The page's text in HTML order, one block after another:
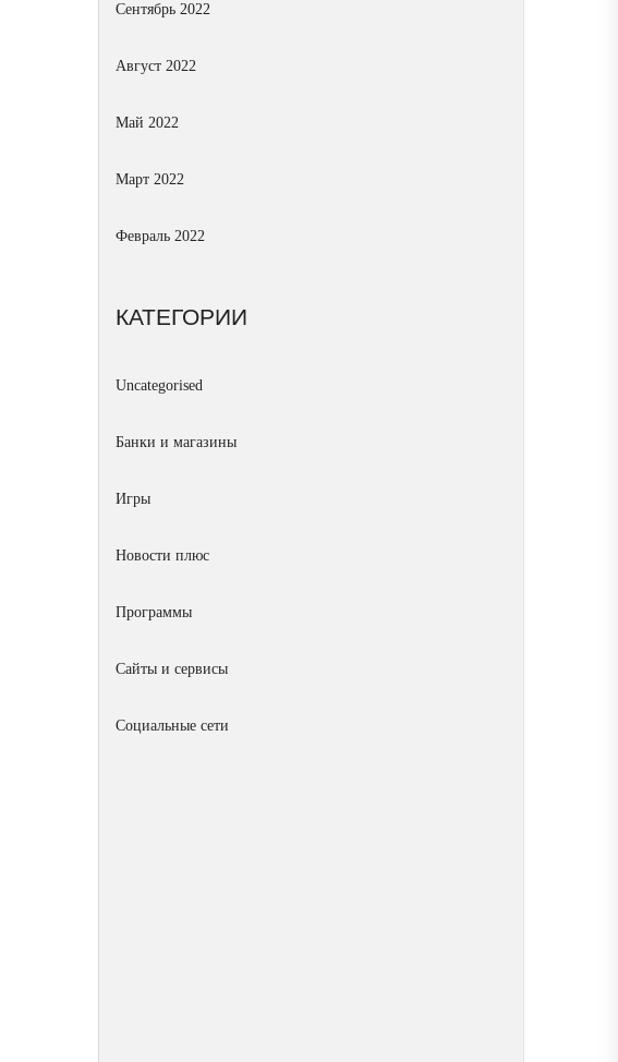
Сентябрь 2022
Август 2022
Май 2022
Март 2022
Февраль 2022
КАТЕГОРИИ
Uncategorised
Банки и магазины
Игры
Новости плюс
Программы
Сайты и сервисы
Социальные сети